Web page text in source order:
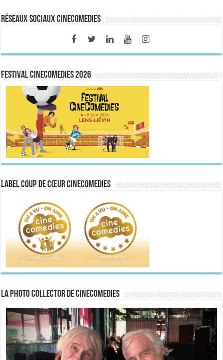
Réseaux sociaux CineComedies
FESTIVAL CINECOMEDIES 2026
Label Coup de Cœur CineComedies
La Photo collector de CineComedies